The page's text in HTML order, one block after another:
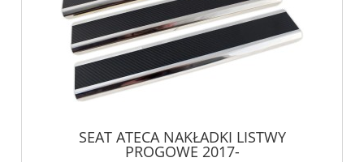
SEAT ATECA NAKŁADKI LISTWY
PROGOWE 2017-